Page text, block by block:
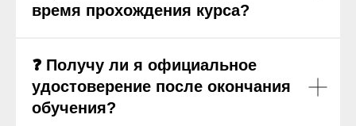
время прохождения курса?
❓ Получу ли я официальное
удостоверение после окончания
обучения?